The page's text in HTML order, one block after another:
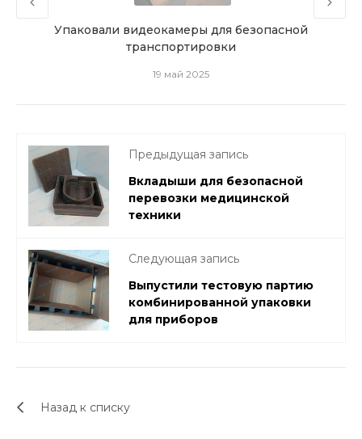
Упаковали видеокамеры для безопасной
транспортировки
19 май 2025
Предыдущая запись
Вкладыши для безопасной
перевозки медицинской
техники
Следующая запись
Выпустили тестовую партию
комбинированной упаковки
для приборов
Назад к списку